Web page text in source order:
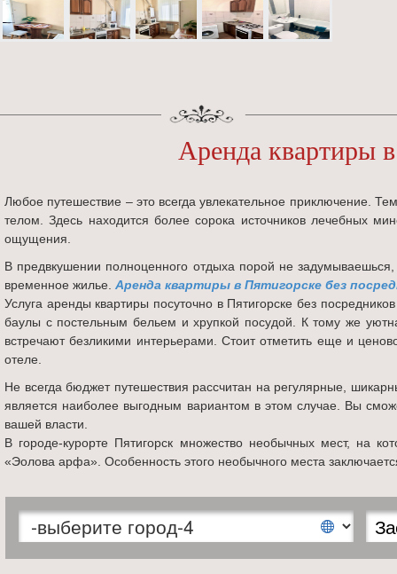
Аренда квартиры
Любое путешествие – это всегда увлекательное приключение.
телом. Здесь находится более сорока источников лечебных
ощущения.
В предвкушении полноценного отдыха порой не
временное жилье. Аренда квартиры в Пятигорске без
Услуга аренды квартиры посуточно в Пятигорске без
баулы с постельным бельем и хрупкой посудой. К тому же
встречают безликими интерьерами. Стоит отметить еще и
отеле.
Не всегда бюджет путешествия рассчитан на регулярные,
является наиболее выгодным вариантом в этом случае. Вы
вашей власти.
В городе-курорте Пятигорск множество необычных мест, на
«Эолова арфа». Особенность этого необычного места